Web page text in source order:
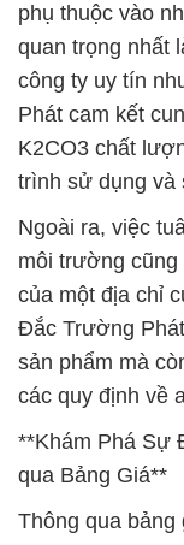
phụ thuộc vào
quan trọng nhất
công ty uy tín
Phát cam kết
K2CO3 chất
trình sử dụng và
Ngoài ra, việc
môi trường
của một địa chỉ
Đắc Trường
sản phẩm mà
các quy định về
**Khám Phá Sự
qua Bảng Giá**
Thông qua bảng